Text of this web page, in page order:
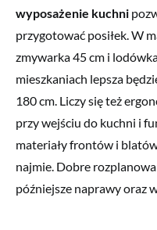
wyposażenie kuchni
przygotować posiłek. W
zmywarka 45 cm i
mieszkaniach lepsza
180 cm. Liczy się też
przy wejściu do kuchni i
materiały frontów i
najmie. Dobre
późniejsze naprawy oraz